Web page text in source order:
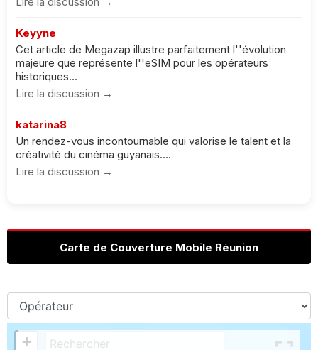
Keyyne
Cet article de Megazap illustre parfaitement l''évolution
majeure que représente l''eSIM pour les opérateurs
historiques...
Lire la discussion →
katarina8
Un rendez-vous incontournable qui valorise le talent et la
créativité du cinéma guyanais....
Lire la discussion →
Carte de Couverture Mobile Réunion